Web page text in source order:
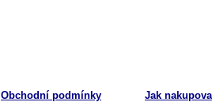
Obchodní podmínky Jak